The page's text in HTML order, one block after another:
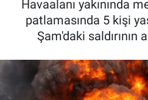
Havaalanı yakınında
patlamasında 5 kişi
Şam'daki saldırının
FUTBOL
TV VE SİNEMA